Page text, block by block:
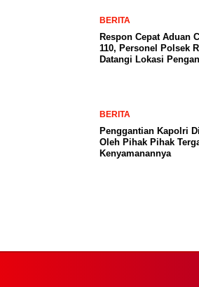
BERITA
Respon Cepat Aduan
110, Personel Polsek
Datangi Lokasi
BERITA
Penggantian Kapolri
Oleh Pihak Pihak
Kenyamanannya